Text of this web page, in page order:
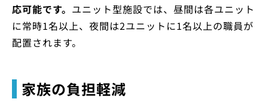
応可能です。 ユニット型施設では、昼間は各ユニット
に常時1名以上、夜間は2ユニットに1名以上の職員が
配置されます。
家族の負担軽減